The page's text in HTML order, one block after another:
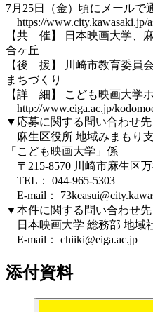
7月25日（金）頃にメールで
https://www.city.kawasaki.jp/
【共 催】 日本映画大学、
合ヶ丘
【後 援】 川崎市教育委員
まちづくり
【詳 細】 こども映画大学
http://www.eiga.ac.jp/
▼応募に関する問い合わせ先
麻生区役所 地域みまもり
「こども映画大学」係
〒215-8570 川崎市麻生区
TEL： 044-965-5303
E-mail：
▼本件に関する問い合わせ先
日本映画大学 総務部 地域
E-mail： chiiki@eiga.ac.jp
添付資料